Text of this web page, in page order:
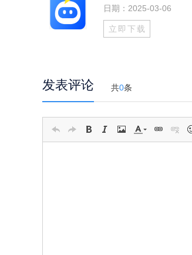
日期：2025-03-06
立即下载
发表评论 共0条